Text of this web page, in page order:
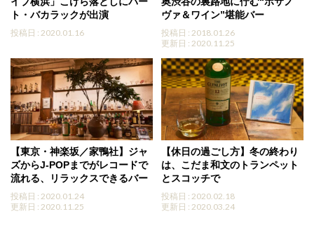
ト・バカラックが出演
投稿日 : 2020.01.16
ヴァ＆ワイン”堪能バー
投稿日 : 2018.01.26
更新日 : 2020.11.25
【東京・神楽坂／家鴨社】ジャ
ズからJ-POPまでがレコードで
流れる、リラックスできるバー
投稿日 : 2020.01.24
更新日 : 2020.11.25
【休日の過ごし方】冬の終わり
は、こだま和文のトランペット
とスコッチで
投稿日 : 2020.02.18
更新日 : 2020.03.24